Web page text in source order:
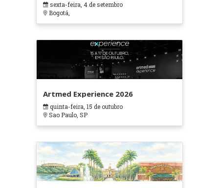
sexta-feira, 4 de setembro
Bogotá,
Artmed Experience 2026
quinta-feira, 15 de outubro
Sao Paulo, SP